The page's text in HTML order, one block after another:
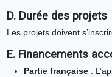
D. Durée des projets
Les projets doivent
E. Financements
Partie française: